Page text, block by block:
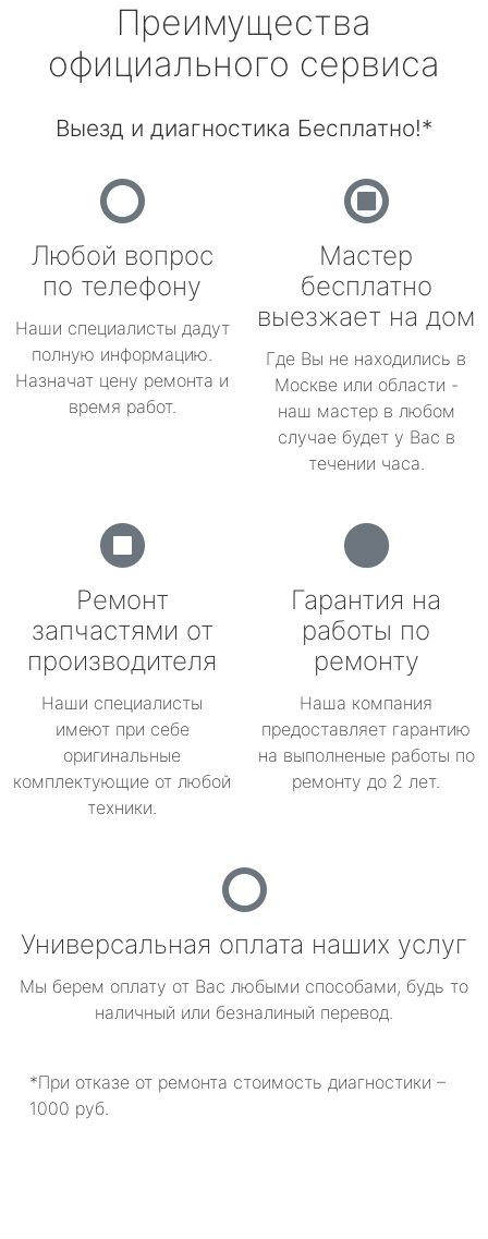
Преимущества
официального сервиса
Выезд и диагностика Бесплатно!*
Любой вопрос
по телефону
Наши специалисты дадут
полную информацию.
Назначат цену ремонта и
время работ.
Мастер
бесплатно
выезжает на дом
Где Вы не находились в
Москве или области -
наш мастер в любом
случае будет у Вас в
течении часа.
Ремонт
запчастями от
производителя
Наши специалисты
имеют при себе
оригинальные
комплектующие от любой
техники.
Гарантия на
работы по
ремонту
Наша компания
предоставляет гарантию
на выполненые работы по
ремонту до 2 лет.
Универсальная оплата наших услуг
Мы берем оплату от Вас любыми способами, будь то
наличный или безналиный перевод.
*При отказе от ремонта стоимость диагностики –
1000 руб.